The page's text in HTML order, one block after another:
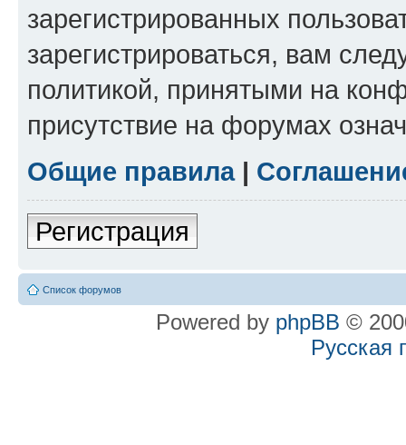
зарегистрированных
зарегистрироваться, вам
политикой, принятыми на
присутствие на форумах
Общие правила|
Регистрация
Список форумов
Powered by phpBB ©
Русская